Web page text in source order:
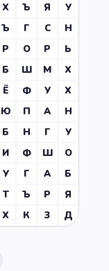
Х Ъ Я
У
Ъ Г С
Н
Р О Р
Ь
Б Ш М
Х
Ё Ф У
Х
Ю П А
Н
Б Н Г
У
И Ф Ш
О
У Г А
Б
Т Ъ Р
Я
Х К З
Д